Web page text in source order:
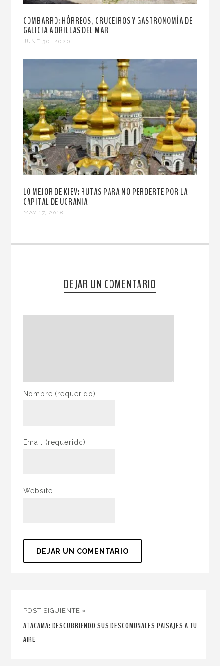
COMBARRO: HÓRREOS, CRUCEIROS Y GASTRONOMÍA DE
GALICIA A ORILLAS DEL MAR
JUNE 30, 2020
LO MEJOR DE KIEV: RUTAS PARA NO PERDERTE POR LA
CAPITAL DE UCRANIA
MAY 17, 2018
DEJAR UN COMENTARIO
Nombre (requerido)
Email (requerido)
Website
POST SIGUIENTE »
ATACAMA: DESCUBRIENDO SUS DESCOMUNALES PAISAJES A TU
AIRE